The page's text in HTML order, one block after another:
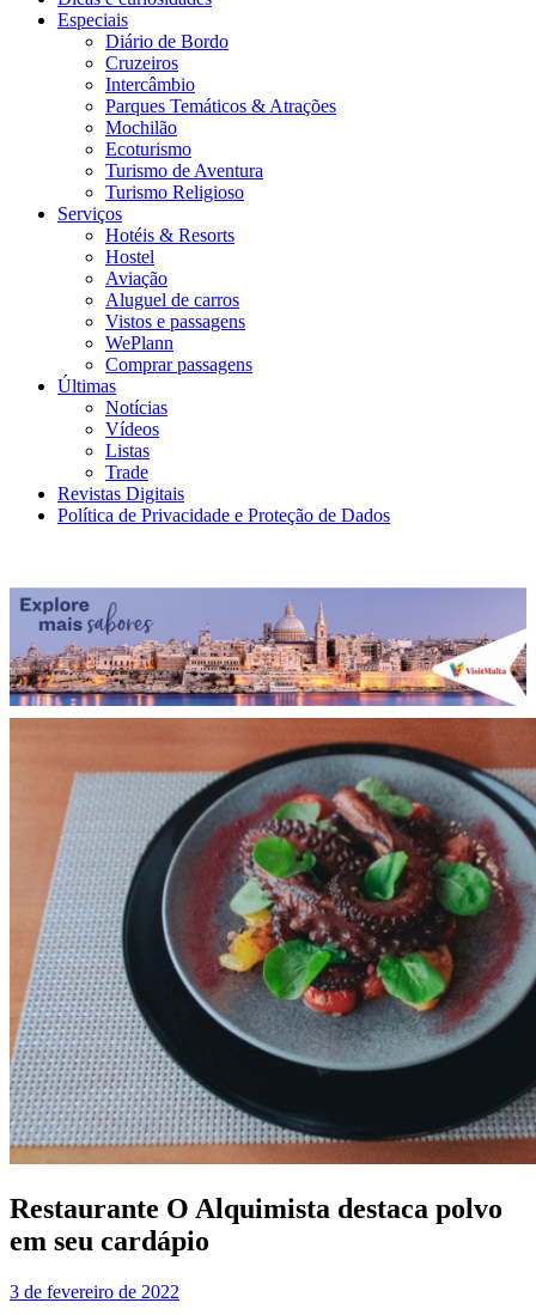
Especiais
Diário de Bordo
Cruzeiros
Intercâmbio
Parques Temáticos & Atrações
Mochilão
Ecoturismo
Turismo de Aventura
Turismo Religioso
Serviços
Hotéis & Resorts
Hostel
Aviação
Aluguel de carros
Vistos e passagens
WePlann
Comprar passagens
Últimas
Notícias
Vídeos
Listas
Trade
Revistas Digitais
Política de Privacidade e Proteção de Dados
Restaurante O Alquimista destaca polvo
em seu cardápio
3 de fevereiro de 2022